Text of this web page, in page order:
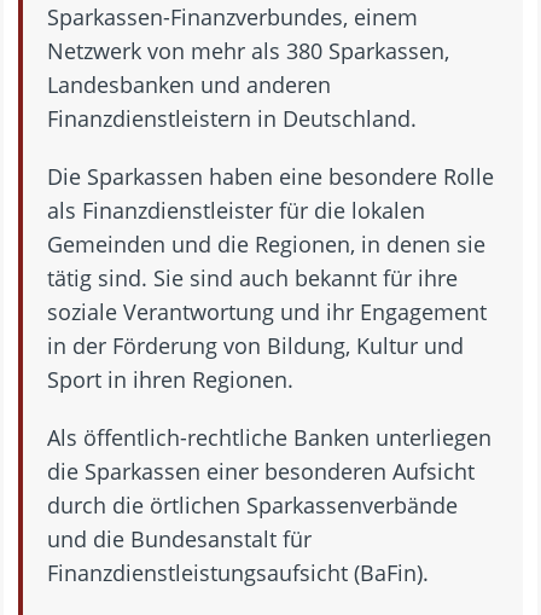
Sparkassen-Finanzverbundes, einem
Netzwerk von mehr als 380 Sparkassen,
Landesbanken und anderen
Finanzdienstleistern in Deutschland.
Die Sparkassen haben eine besondere Rolle
als Finanzdienstleister für die lokalen
Gemeinden und die Regionen, in denen sie
tätig sind. Sie sind auch bekannt für ihre
soziale Verantwortung und ihr Engagement
in der Förderung von Bildung, Kultur und
Sport in ihren Regionen.
Als öffentlich-rechtliche Banken unterliegen
die Sparkassen einer besonderen Aufsicht
durch die örtlichen Sparkassenverbände
und die Bundesanstalt für
Finanzdienstleistungsaufsicht (BaFin).